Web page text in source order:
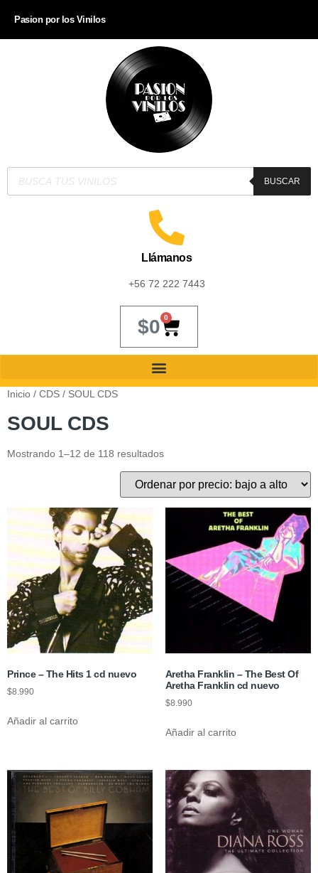
Pasion por los Vinilos
BUSCAR
Llámanos
+56 72 222 7443
$0 0
Inicio / CDS / SOUL CDS
SOUL CDS
Mostrando 1–12 de 118 resultados
Prince – The Hits 1 cd nuevo
$8.990
Añadir al carrito
Aretha Franklin – The Best Of
Aretha Franklin cd nuevo
$8.990
Añadir al carrito